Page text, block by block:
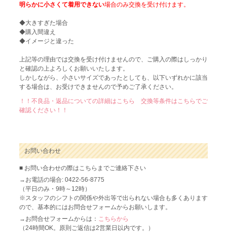
明らかに小さくて着用できない場合のみ交換を受け付けます。
◆大きすぎた場合
◆購入間違え
◆イメージと違った
上記等の理由では交換を受け付けませんので、ご購入の際はしっかり
と確認の上よろしくお願いいたします。
しかしながら、小さいサイズであったとしても、以下いずれかに該当
する場合は、お受けできませんので予めご了承ください。
！！不良品・返品についての詳細はこちら 交換等条件はこちらでご
確認ください！！
お問い合わせ
■ お問い合わせの際はこちらまでご連絡下さい
→お電話の場合: 0422-56-8775
（平日のみ・9時～12時）
※スタッフのシフトの関係や外出等で出られない場合も多くあります
ので、基本的にはお問合せフォームからお願いします。
→お問合せフォームからは： こちらから
（24時間OK。原則ご返信は2営業日以内です。）